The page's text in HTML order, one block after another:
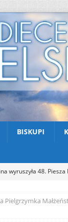
BISKUPI
wyruszyła 48.
śp. Jerzy Gasperski
Pielgrzymka